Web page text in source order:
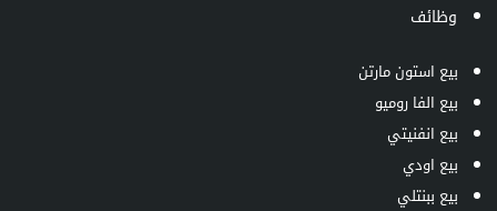
وظائف
بيع استون مارتن
بيع الفا روميو
بيع انفنيتي
بيع اودي
بيع ببنتلي